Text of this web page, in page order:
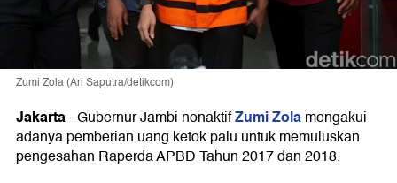
Zumi Zola (Ari Saputra/detikcom)
Jakarta-Gubernur Jambi nonaktifZumi Zolamengakui
adanya pemberian uang ketok palu untuk memuluskan
pengesahan Raperda APBD Tahun 2017 dan 2018.